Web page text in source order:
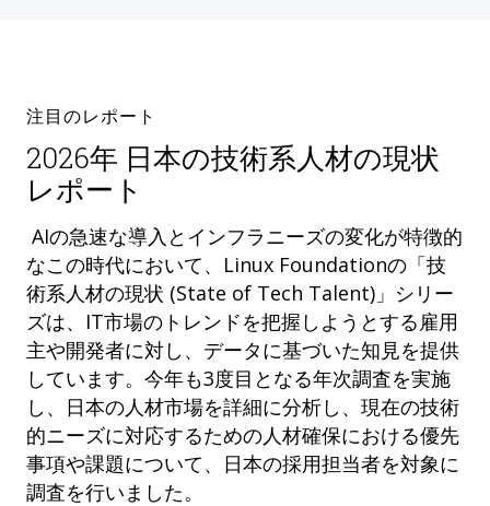
注目のレポート
2026年 日本の技術系人材の現状
レポート
AIの急速な導入とインフラニーズの変化が特徴的
なこの時代において、Linux Foundationの「技
術系人材の現状 (State of Tech Talent)」シリー
ズは、IT市場のトレンドを把握しようとする雇用
主や開発者に対し、データに基づいた知見を提供
しています。今年も3度目となる年次調査を実施
し、日本の人材市場を詳細に分析し、現在の技術
的ニーズに対応するための人材確保における優先
事項や課題について、日本の採用担当者を対象に
調査を行いました。